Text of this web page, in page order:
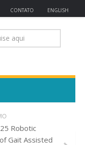
CONTATO ENGLISH
Robotic
Gait Assisted